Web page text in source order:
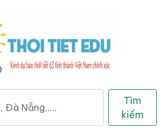
Tìm
kiếm